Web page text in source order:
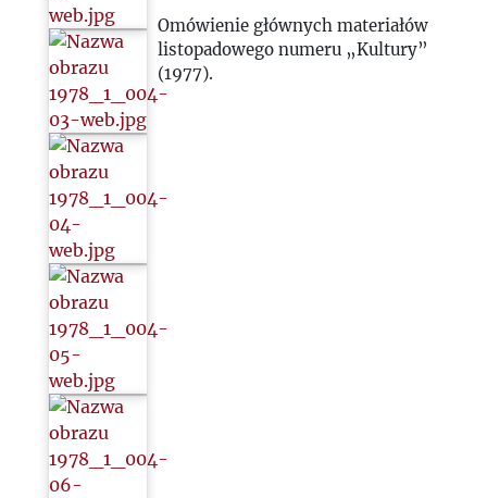
Omówienie głównych materiałów
listopadowego numeru „Kultury”
(1977).